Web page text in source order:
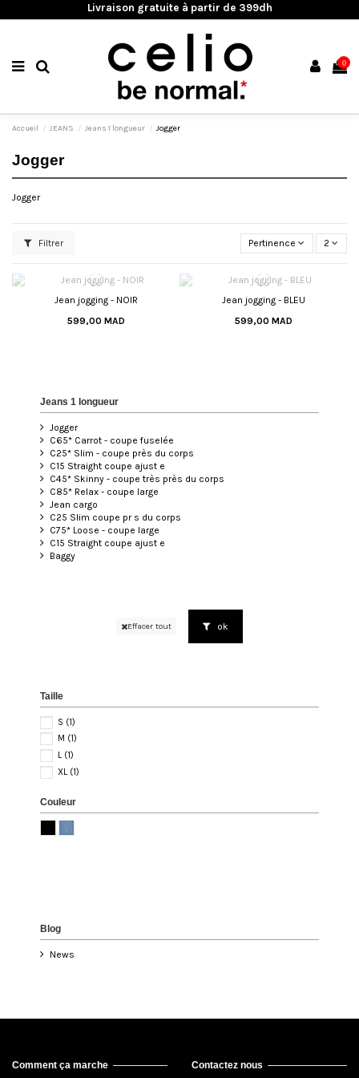
Livraison gratuite à partir de 399dh
0
Accueil JEANS Jeans 1 longueur Jogger
Jogger
Jogger
Filtrer Pertinence 2
Jean jogging - NOIR
599,00 MAD
Jean jogging - BLEU
599,00 MAD
Jeans 1 longueur
Jogger
C65* Carrot - coupe fuselée
C25* Slim - coupe près du corps
C15 Straight coupe ajust e
C45* Skinny - coupe très près du corps
C85* Relax - coupe large
Jean cargo
C25 Slim coupe pr s du corps
C75* Loose - coupe large
C15 Straight coupe ajust e
Baggy
Effacer tout ok
Taille
S (1)
M (1)
L (1)
XL (1)
Couleur
Blog
News
Comment ça marche Contactez nous